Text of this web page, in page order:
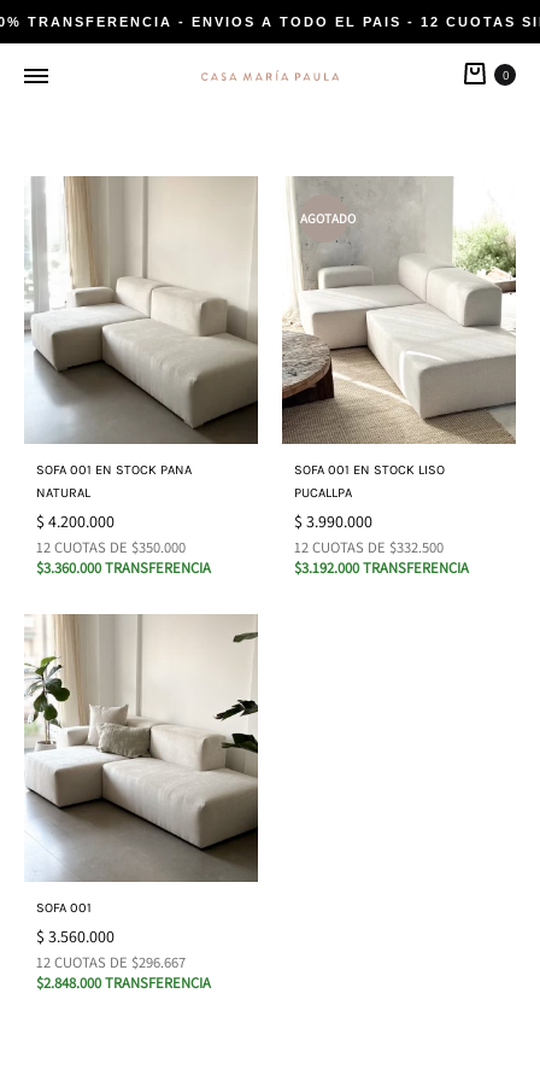
0
SOFA 001 EN STOCK PANA
NATURAL
$ 4.200.000
12 CUOTAS DE $350.000
$3.360.000 TRANSFERENCIA
AGOTADO
SOFA 001 EN STOCK LISO
PUCALLPA
$ 3.990.000
12 CUOTAS DE $332.500
$3.192.000 TRANSFERENCIA
SOFA 001
$ 3.560.000
12 CUOTAS DE $296.667
$2.848.000 TRANSFERENCIA
TRANSFERENCIA - ENVIOS A TODO EL PAIS - 12 CUOTAS